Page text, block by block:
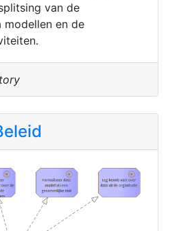
van de
modellen en de